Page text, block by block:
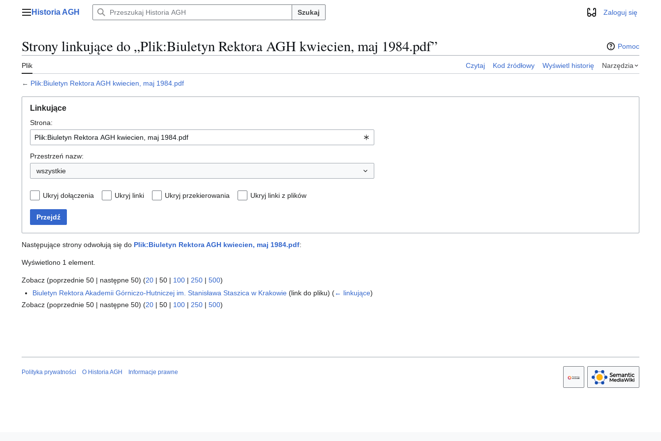
Menu główne
Historia AGH Szukaj WyglądZaloguj się
Strony linkujące do „Plik:Biuletyn Rektora AGH kwiecien, maj 1984.pdf” Pomoc
Plik Czytaj Kod źródłowy Wyświetl historię Narzędzia
← Plik:Biuletyn Rektora AGH kwiecien, maj 1984.pdf
Linkujące
Strona:
Przestrzeń nazw:
wszystkie
Ukryj dołączenia Ukryj linki Ukryj przekierowania Ukryj linki z plików
Przejdź
Następujące strony odwołują się do Plik:Biuletyn Rektora AGH kwiecien, maj 1984.pdf:
Wyświetlono 1 element.
Zobacz (poprzednie 50 | następne 50) (20 | 50 | 100 | 250 | 500)
Biuletyn Rektora Akademii Górniczo-Hutniczej im. Stanisława Staszica w Krakowie (link do pliku)(← linkujące)
Zobacz (poprzednie 50 | następne 50) (20 | 50 | 100 | 250 | 500)
Polityka prywatności O Historia AGH Informacje prawne